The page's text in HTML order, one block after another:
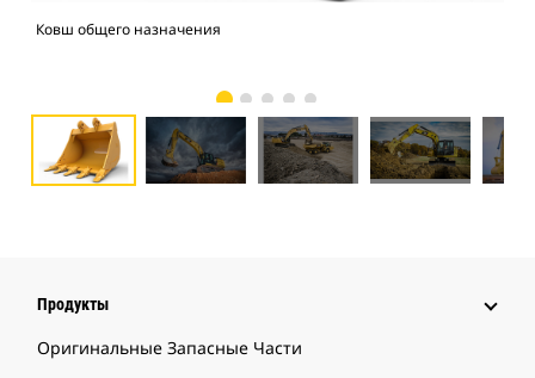
Ковш общего назначения
Продукты
Оригинальные Запасные Части